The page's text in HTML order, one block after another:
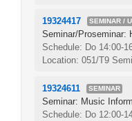
19324417 SEMINAR /
Seminar/Proseminar:
Schedule: Do 14:00-
Location: 051/T9
19324611 SEMINAR
Seminar: Music
Schedule: Do 12:00-